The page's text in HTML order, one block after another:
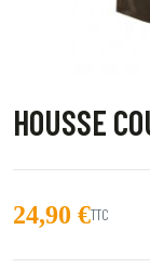
HOUSSE
24,90 €TTC